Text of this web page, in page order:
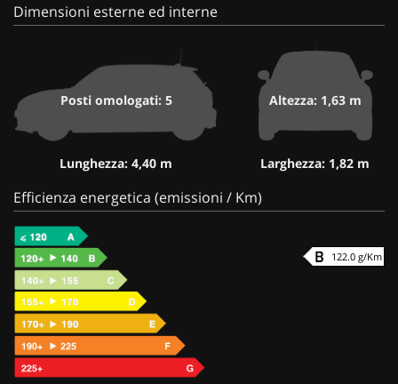
Dimensioni esterne ed interne
Posti omologati: 5
Lunghezza: 4,40 m
Altezza: 1,63 m
Larghezza: 1,82 m
Efficienza energetica (emissioni / Km)
122.0 g/Km